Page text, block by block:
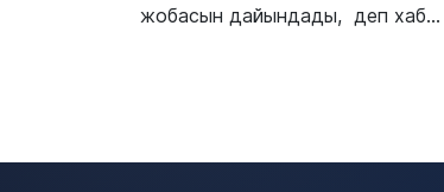
жобасын дайындады, деп хаб...